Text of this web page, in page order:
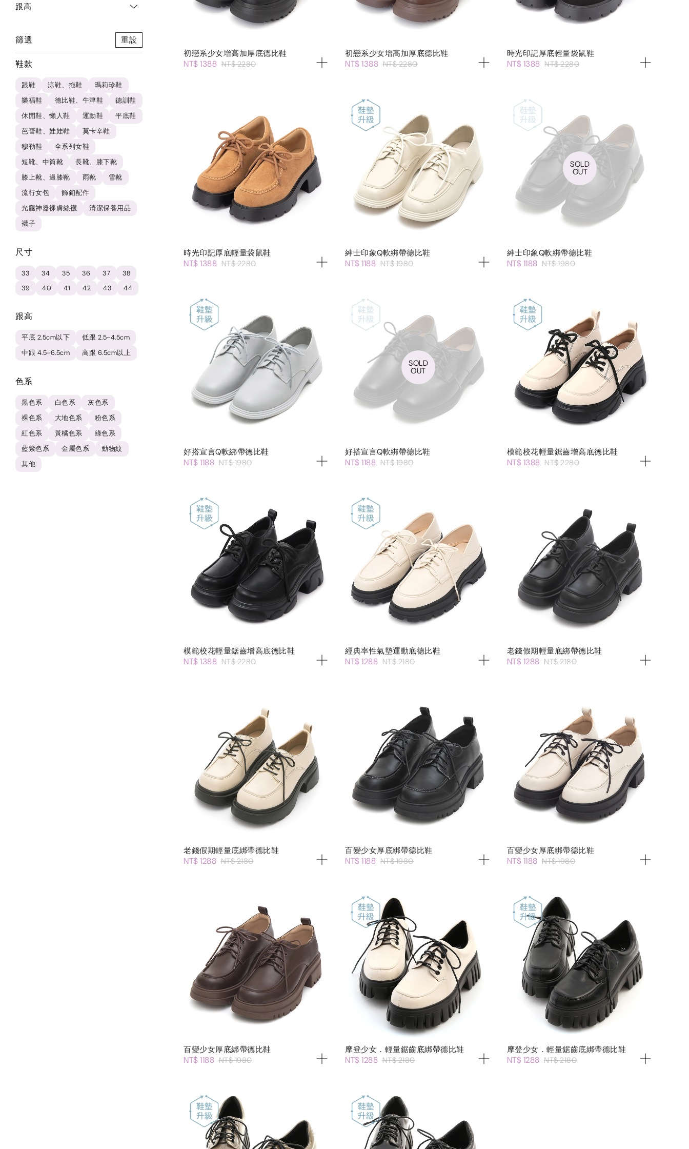
跟高
篩選 重設
鞋款
跟鞋 涼鞋、拖鞋
瑪莉珍鞋
樂福鞋
德比鞋、牛津鞋
德訓鞋
休閒鞋、懶人鞋
運動鞋
平底鞋
芭蕾鞋、娃娃鞋
莫卡辛鞋
穆勒鞋
全系列女鞋
短靴、中筒靴
長靴、膝下靴
膝上靴、過膝靴
雨靴
雪靴
流行女包
飾釦配件
光腿神器裸膚絲襪
清潔保養用品
襪子
尺寸
33 34 35 36 37
38
39
40 41 42 43 44
跟高
平底 2.5cm以下
低跟 2.5-4.5cm
中跟 4.5-6.5cm
高跟 6.5cm以上
色系
黑色系 白色系
灰色系
裸色系
大地色系
粉色系
紅色系
黃橘色系
綠色系
藍紫色系
金屬色系
動物紋
其他
初戀系少女增高加厚底德比鞋
NT$ 1388 NT$ 2280
初戀系少女增高加厚底德比鞋
NT$ 1388 NT$ 2280
時光印記厚底輕量袋鼠鞋
NT$ 1388 NT$ 2280
時光印記厚底輕量袋鼠鞋
NT$ 1388 NT$ 2280
紳士印象Q軟綁帶德比鞋
NT$ 1188 NT$ 1980
SOLD
OUT
紳士印象Q軟綁帶德比鞋
NT$ 1188 NT$ 1980
好搭宣言Q軟綁帶德比鞋
NT$ 1188 NT$ 1980
SOLD
OUT
好搭宣言Q軟綁帶德比鞋
NT$ 1188 NT$ 1980
模範校花輕量鋸齒增高底德比鞋
NT$ 1388 NT$ 2280
模範校花輕量鋸齒增高底德比鞋
NT$ 1388 NT$ 2280
經典率性氣墊運動底德比鞋
NT$ 1288 NT$ 2180
老錢假期輕量底綁帶德比鞋
NT$ 1288 NT$ 2180
老錢假期輕量底綁帶德比鞋
NT$ 1288 NT$ 2180
百變少女厚底綁帶德比鞋
NT$ 1188 NT$ 1980
百變少女厚底綁帶德比鞋
NT$ 1188 NT$ 1980
百變少女厚底綁帶德比鞋
NT$ 1188 NT$ 1980
摩登少女．輕量鋸齒底綁帶德比鞋
NT$ 1288 NT$ 2180
摩登少女．輕量鋸齒底綁帶德比鞋
NT$ 1288 NT$ 2180